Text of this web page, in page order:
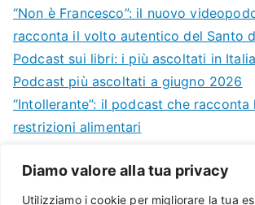
Diamo valore alla tua privacy
Utilizziamo i cookie per migliorare la tua
“Non è Francesco”: il nuovo
racconta il volto autentico del Santo
Podcast sui libri: i più ascoltati in Italia
Podcast più ascoltati a giugno 2026
“Intollerante”: il podcast che
restrizioni alimentari